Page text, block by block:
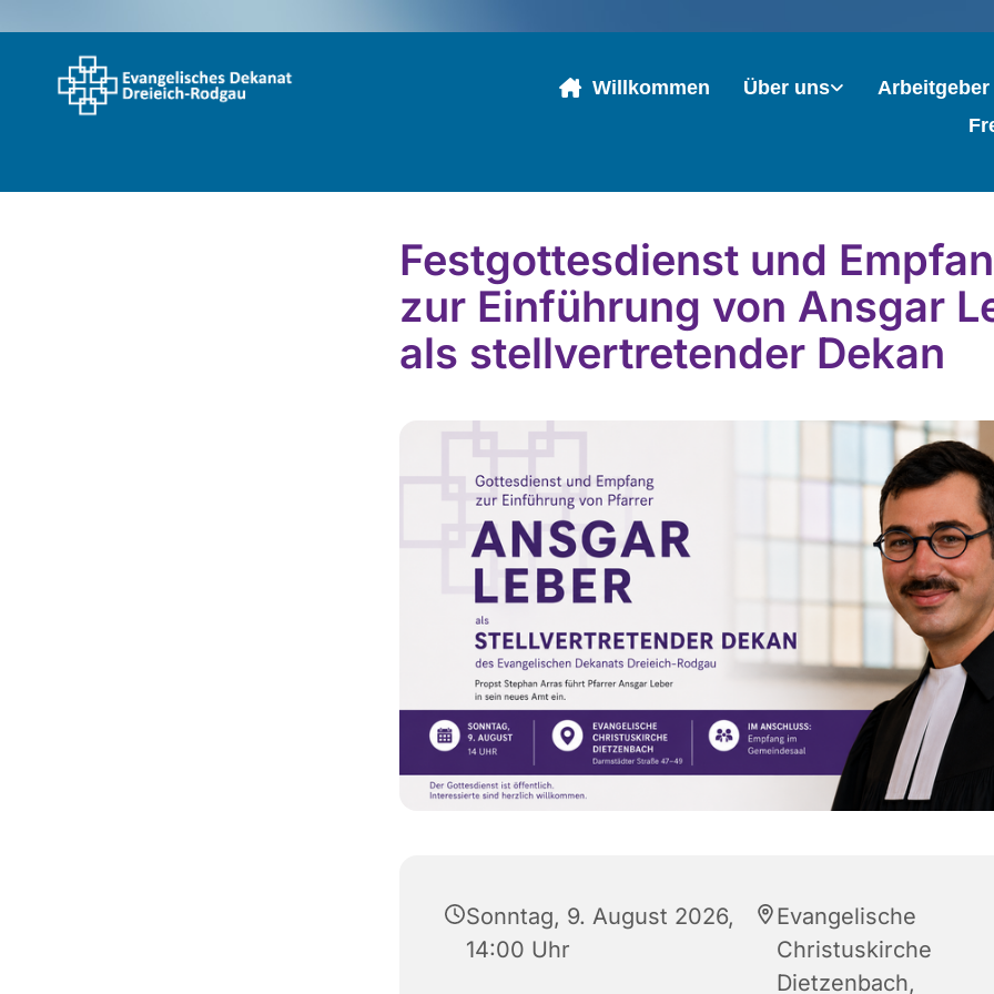
Willkommen Über uns
Festgottesdienst und
zur Einführung von Ansgar
als stellvertretender Dekan
Sonntag, 9. August 2026,
14:00 Uhr
Evangelische
Christuskirche
Dietzenbach,